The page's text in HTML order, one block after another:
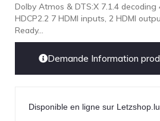
Dolby Atmos & DTS:X 7.1.4 decoding
HDCP2.2 7 HDMI inputs, 2 HDMI
Ready...
Demande Information
Disponible en ligne sur Letzshop.lu